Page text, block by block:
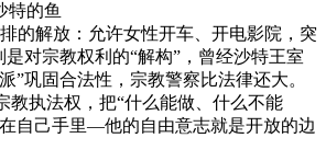
特的鱼
的解放：允许女性开车、开电影院，突
是对宗教权利的“解构”，曾经沙特王室
”巩固合法性，宗教警察比法律还大。
教执法权，把“什么能做、什么不能
自己手里—他的自由意志就是开放的边